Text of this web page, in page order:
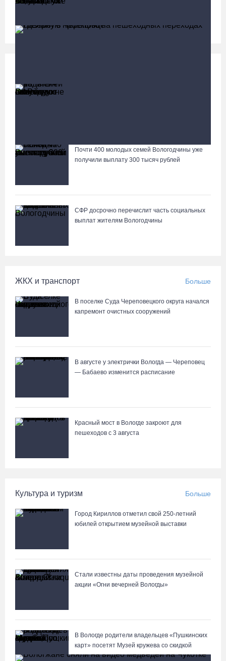
Лазерную проекцию на пешеходных переходах сделают в
Почти 400 молодых семей Вологодчины уже
получили выплату 300 тысяч рублей
СФР досрочно перечислит часть социальных
выплат жителям Вологодчины
ЖКХ и транспорт Больше
В поселке Суда Череповецкого округа начался
капремонт очистных сооружений
В августе у электрички Вологда — Череповец
— Бабаево изменится расписание
Красный мост в Вологде закроют для
пешеходов с 3 августа
Культура и туризм Больше
Город Кириллов отметил свой 250-летний
юбилей открытием музейной выставки
Стали известны даты проведения музейной
акции «Огни вечерней Вологды»
В Вологде родители владельцев «Пушкинских
карт» посетят Музей кружева со скидкой